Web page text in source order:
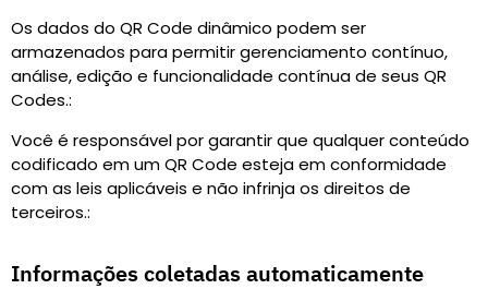
Os dados do QR Code dinâmico podem ser
armazenados para permitir gerenciamento contínuo,
análise, edição e funcionalidade contínua de seus QR
Codes.:
Você é responsável por garantir que qualquer conteúdo
codificado em um QR Code esteja em conformidade
com as leis aplicáveis e não infrinja os direitos de
terceiros.:
Informações coletadas automaticamente